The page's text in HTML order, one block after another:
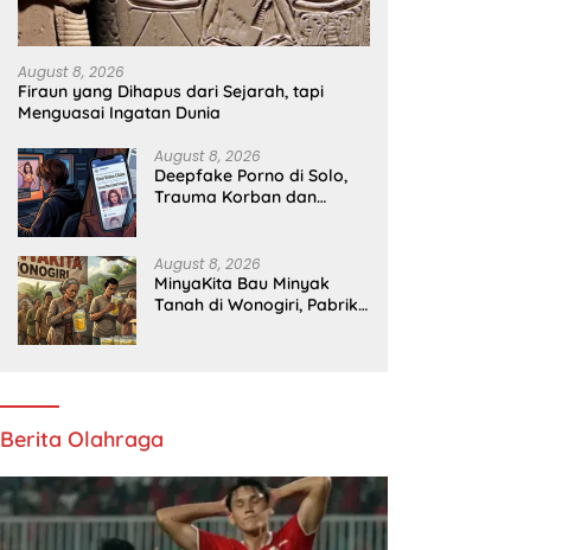
August 8, 2026
Firaun yang Dihapus dari Sejarah, tapi
Menguasai Ingatan Dunia
August 8, 2026
Deepfake Porno di Solo,
Trauma Korban dan
August 8, 2026
MinyaKita Bau Minyak
Tanah di Wonogiri, Pabrik
Berita Olahraga